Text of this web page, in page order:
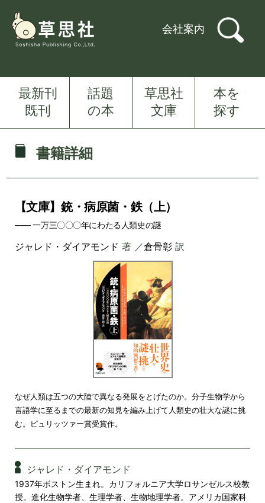
会社案内
最新刊
既刊
話題
の本
草思社
文庫
本を
探す
書籍詳細
【文庫】銃・病原菌・鉄（上）
―― 一万三〇〇〇年にわたる人類史の謎
ジャレド・ダイアモンド 著 ／倉骨彰訳
なぜ人類は五つの大陸で異なる発展をとげたのか。分子生物学から
言語学に至るまでの最新の知見を編み上げて人類史の壮大な謎に挑
む。ピュリッツァー賞受賞作。
ジャレド・ダイアモンド
1937年ボストン生まれ。カリフォルニア大学ロサンゼルス校教
授。進化生物学者、生理学者、生物地理学者。アメリカ国家科